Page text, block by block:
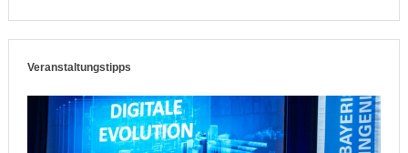
Veranstaltungstipps